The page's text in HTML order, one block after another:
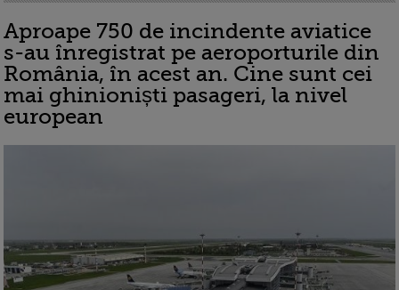
Aproape 750 de incindente aviatice
s-au înregistrat pe aeroporturile din
România, în acest an. Cine sunt cei
mai ghinioniști pasageri, la nivel
european